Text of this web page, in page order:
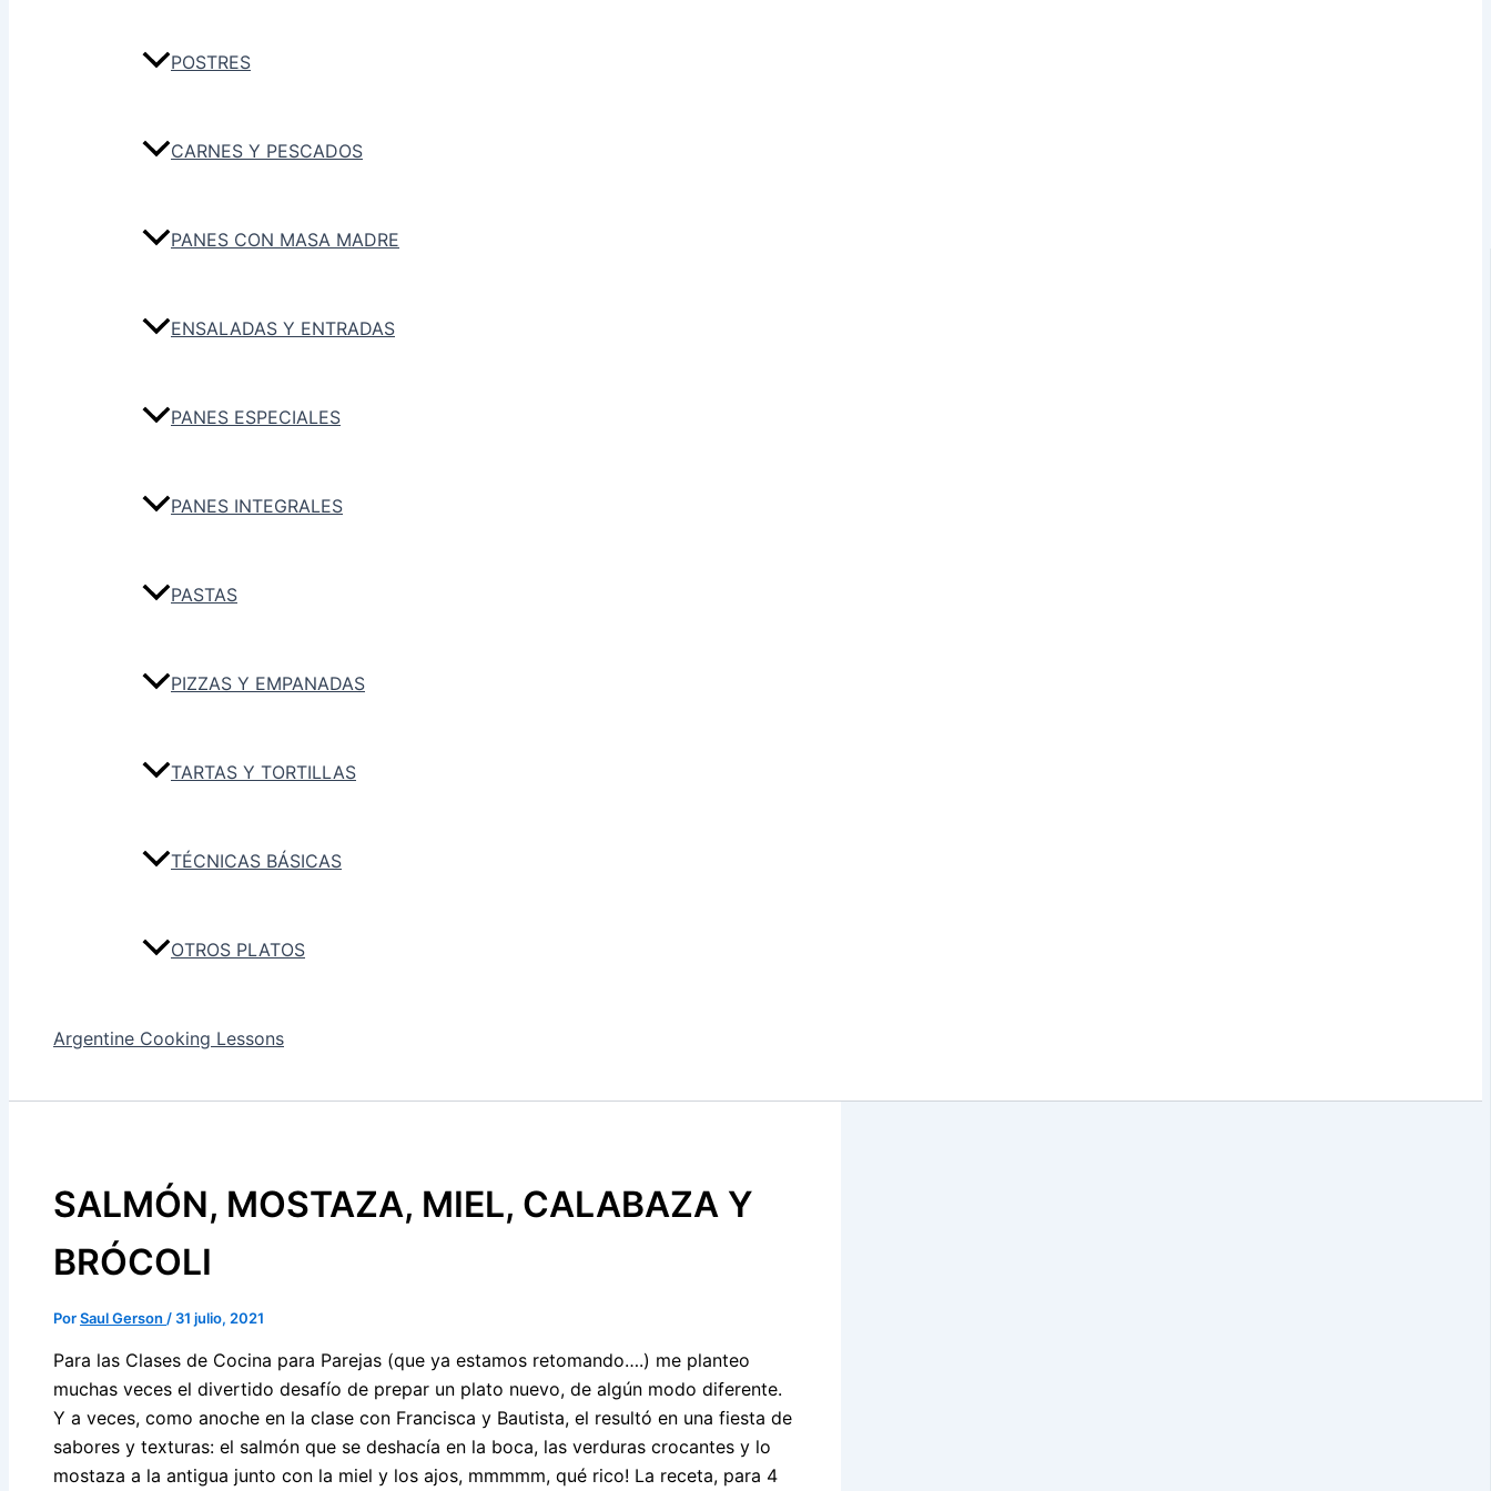
POSTRES
CARNES Y PESCADOS
PANES CON MASA MADRE
ENSALADAS Y ENTRADAS
PANES ESPECIALES
PANES INTEGRALES
PASTAS
PIZZAS Y EMPANADAS
TARTAS Y TORTILLAS
TÉCNICAS BÁSICAS
OTROS PLATOS
Argentine Cooking Lessons
SALMÓN, MOSTAZA, MIEL, CALABAZA Y
BRÓCOLI
PorSaul Gerson / 31 julio, 2021
Para las Clases de Cocina para Parejas (que ya estamos retomando….) me planteo
muchas veces el divertido desafío de prepar un plato nuevo, de algún modo diferente.
Y a veces, como anoche en la clase con Francisca y Bautista, el resultó en una fiesta de
sabores y texturas: el salmón que se deshacía en la boca, las verduras crocantes y lo
mostaza a la antigua junto con la miel y los ajos, mmmmm, qué rico! La receta, para 4